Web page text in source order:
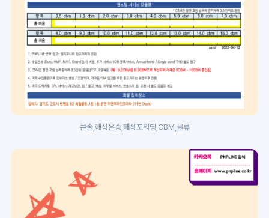
콘솔,해상운송,해상포워딩,CBM,물류